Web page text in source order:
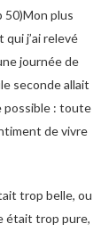
50)Mon plus
j’ai relevé
journée de
seconde allait
possible : toute
de vivre
trop belle, ou
était trop pure,